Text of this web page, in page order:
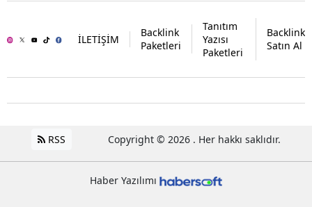
İLETİŞİM
Backlink
Paketleri
Tanıtım
Yazısı
Paketleri
Backlink
Satın Al
RSS Copyright © 2026 . Her hakkı saklıdır.
Haber Yazılımı